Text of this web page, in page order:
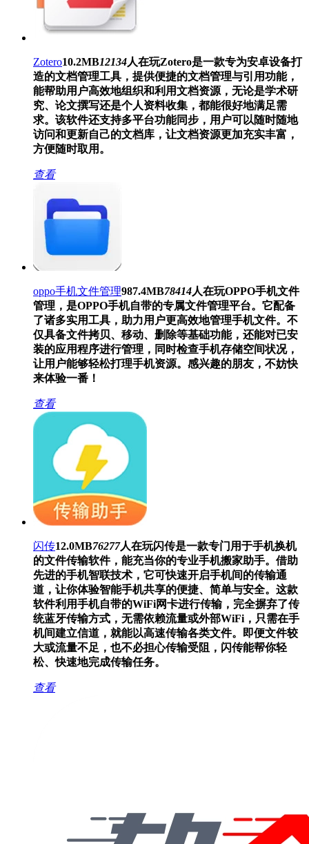
Zotero10.2MB12134人在玩Zotero是一款专为安卓设备打
造的文档管理工具，提供便捷的文档管理与引用功能，
能帮助用户高效地组织和利用文档资源，无论是学术研
究、论文撰写还是个人资料收集，都能很好地满足需
求。该软件还支持多平台功能同步，用户可以随时随地
访问和更新自己的文档库，让文档资源更加充实丰富，
方便随时取用。
查看
oppo手机文件管理987.4MB78414人在玩OPPO手机文件
管理，是OPPO手机自带的专属文件管理平台。它配备
了诸多实用工具，助力用户更高效地管理手机文件。不
仅具备文件拷贝、移动、删除等基础功能，还能对已安
装的应用程序进行管理，同时检查手机存储空间状况，
让用户能够轻松打理手机资源。感兴趣的朋友，不妨快
来体验一番！
查看
闪传12.0MB76277人在玩闪传是一款专门用于手机换机
的文件传输软件，能充当你的专业手机搬家助手。借助
先进的手机智联技术，它可快速开启手机间的传输通
道，让你体验智能手机共享的便捷、简单与安全。这款
软件利用手机自带的WiFi网卡进行传输，完全摒弃了传
统蓝牙传输方式，无需依赖流量或外部WiFi，只需在手
机间建立信道，就能以高速传输各类文件。即便文件较
大或流量不足，也不必担心传输受阻，闪传能帮你轻
松、快速地完成传输任务。
查看